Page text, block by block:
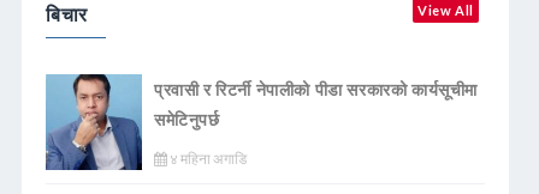
बिचार View All
प्रवासी र रिटर्नी नेपालीको पीडा सरकारको कार्यसूचीमा
समेटिनुपर्छ
४ महिना अगाडि